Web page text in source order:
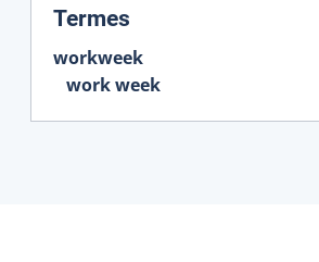
Termes
workweek
work week